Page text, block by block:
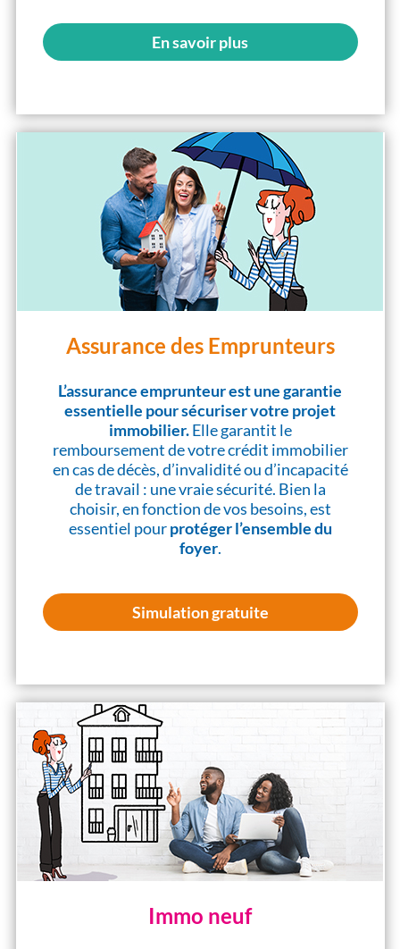
En savoir plus
Assurance des Emprunteurs
L’assurance emprunteur est une garantie
essentielle pour sécuriser votre projet
immobilier.Elle garantit le
remboursement de votre crédit immobilier
en cas de décès, d’invalidité ou d’incapacité
de travail : une vraie sécurité. Bien la
choisir, en fonction de vos besoins, est
essentiel pourprotéger l’ensemble du
foyer.
Simulation gratuite
Immo neuf